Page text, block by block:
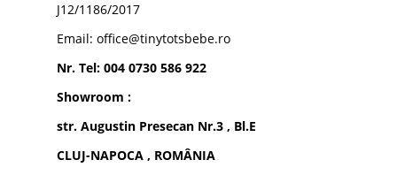
J12/1186/2017
Email: office@tinytotsbebe.ro
Nr. Tel: 004 0730 586 922
Showroom :
str. Augustin Presecan Nr.3 , Bl.E
CLUJ-NAPOCA , ROMÂNIA